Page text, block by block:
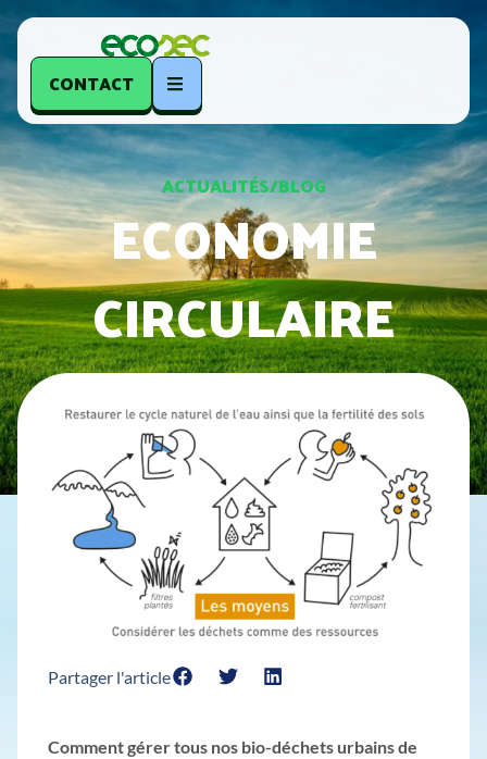
CONTACT
ACTUALITÉS/BLOG
ECONOMIE
CIRCULAIRE
Partager l'article
Comment gérer tous nos bio-déchets urbains de